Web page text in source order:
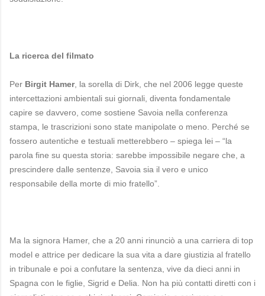
La ricerca del filmato
Per Birgit Hamer, la sorella di Dirk, che nel 2006 legge queste
intercettazioni ambientali sui giornali, diventa fondamentale
capire se davvero, come sostiene Savoia nella conferenza
stampa, le trascrizioni sono state manipolate o meno. Perché se
fossero autentiche e testuali metterebbero – spiega lei – “la
parola fine su questa storia: sarebbe impossibile negare che, a
prescindere dalle sentenze, Savoia sia il vero e unico
responsabile della morte di mio fratello”.
Ma la signora Hamer, che a 20 anni rinunciò a una carriera di top
model e attrice per dedicare la sua vita a dare giustizia al fratello
in tribunale e poi a confutare la sentenza, vive da dieci anni in
Spagna con le figlie, Sigrid e Delia. Non ha più contatti diretti con i